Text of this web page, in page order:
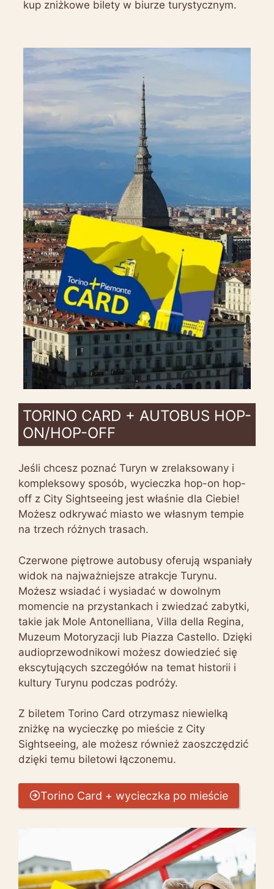
kup zniżkowe bilety w biurze turystycznym.
TORINO CARD + AUTOBUS HOP-
ON/HOP-OFF
Jeśli chcesz poznać Turyn w zrelaksowany i
kompleksowy sposób, wycieczka hop-on hop-
off z City Sightseeing jest właśnie dla Ciebie!
Możesz odkrywać miasto we własnym tempie
na trzech różnych trasach.
Czerwone piętrowe autobusy oferują wspaniały
widok na najważniejsze atrakcje Turynu.
Możesz wsiadać i wysiadać w dowolnym
momencie na przystankach i zwiedzać zabytki,
takie jak Mole Antonelliana, Villa della Regina,
Muzeum Motoryzacji lub Piazza Castello. Dzięki
audioprzewodnikowi możesz dowiedzieć się
ekscytujących szczegółów na temat historii i
kultury Turynu podczas podróży.
Z biletem Torino Card otrzymasz niewielką
zniżkę na wycieczkę po mieście z City
Sightseeing, ale możesz również zaoszczędzić
dzięki temu biletowi łączonemu.
Torino Card + wycieczka po mieście